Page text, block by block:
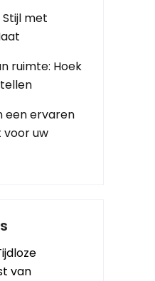
met
ruimte: Hoek
een ervaren
uw
van